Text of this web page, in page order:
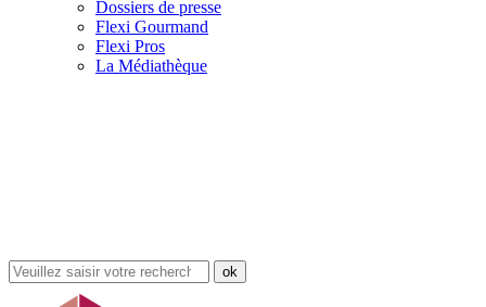
Dossiers de presse
Flexi Gourmand
Flexi Pros
La Médiathèque
Rechercher
dans